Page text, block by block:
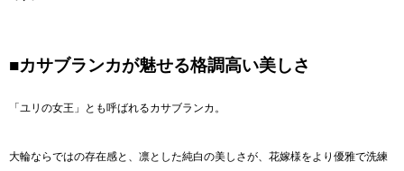
■カサブランカが魅せる格調高い美しさ
「ユリの女王」とも呼ばれるカサブランカ。
大輪ならではの存在感と、凛とした純白の美しさが、花嫁様をより優雅で洗練